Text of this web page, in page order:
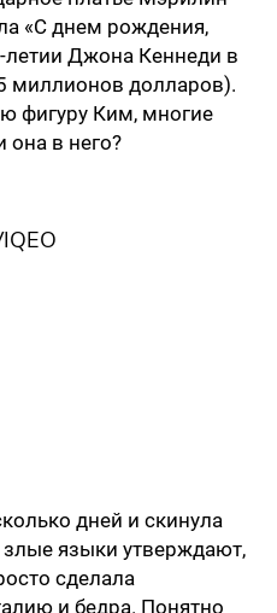
«С днем рождения,
летии Джона Кеннеди в
миллионов долларов).
фигуру Ким, многие
она в него?
дней и скинула
языки утверждают,
сделала
и бедра. Понятно